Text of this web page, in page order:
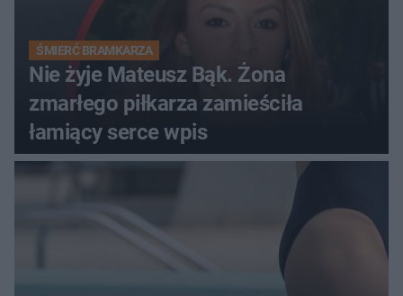
ŚMIERĆ BRAMKARZA
Nie żyje Mateusz Bąk. Żona
zmarłego piłkarza zamieściła
łamiący serce wpis